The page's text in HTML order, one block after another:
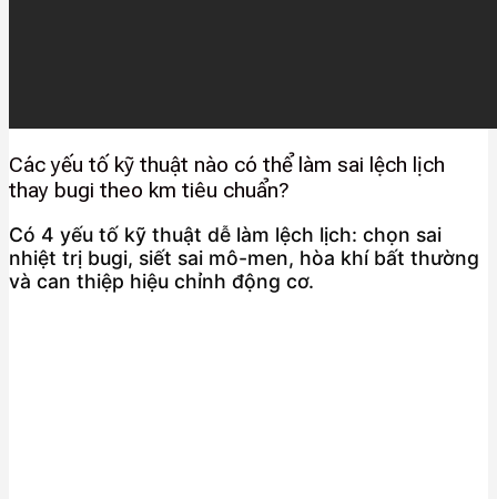
Các yếu tố kỹ thuật nào có thể làm sai lệch lịch
thay bugi theo km tiêu chuẩn?
Có 4 yếu tố kỹ thuật dễ làm lệch lịch: chọn sai
nhiệt trị bugi, siết sai mô-men, hòa khí bất thường
và can thiệp hiệu chỉnh động cơ.